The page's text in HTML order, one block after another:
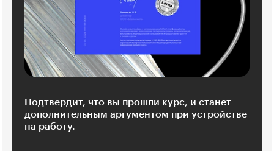
Подтвердит, что вы прошли курс, и станет
дополнительным аргументом при устройстве
на работу.